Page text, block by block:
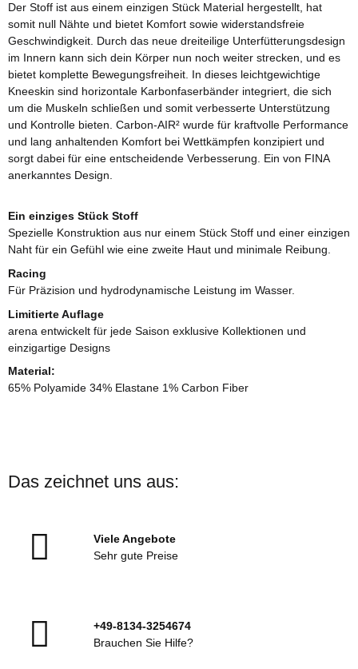
Der Stoff ist aus einem einzigen Stück Material hergestellt, hat
somit null Nähte und bietet Komfort sowie widerstandsfreie
Geschwindigkeit. Durch das neue dreiteilige Unterfütterungsdesign
im Innern kann sich dein Körper nun noch weiter strecken, und es
bietet komplette Bewegungsfreiheit. In dieses leichtgewichtige
Kneeskin sind horizontale Karbonfaserbänder integriert, die sich
um die Muskeln schließen und somit verbesserte Unterstützung
und Kontrolle bieten. Carbon-AIR² wurde für kraftvolle Performance
und lang anhaltenden Komfort bei Wettkämpfen konzipiert und
sorgt dabei für eine entscheidende Verbesserung. Ein von FINA
anerkanntes Design.
Ein einziges Stück Stoff
Spezielle Konstruktion aus nur einem Stück Stoff und einer einzigen
Naht für ein Gefühl wie eine zweite Haut und minimale Reibung.
Racing
Für Präzision und hydrodynamische Leistung im Wasser.
Limitierte Auflage
arena entwickelt für jede Saison exklusive Kollektionen und
einzigartige Designs
Material:
65% Polyamide 34% Elastane 1% Carbon Fiber
Das zeichnet uns aus:
Viele Angebote
Sehr gute Preise
+49-8134-3254674
Brauchen Sie Hilfe?